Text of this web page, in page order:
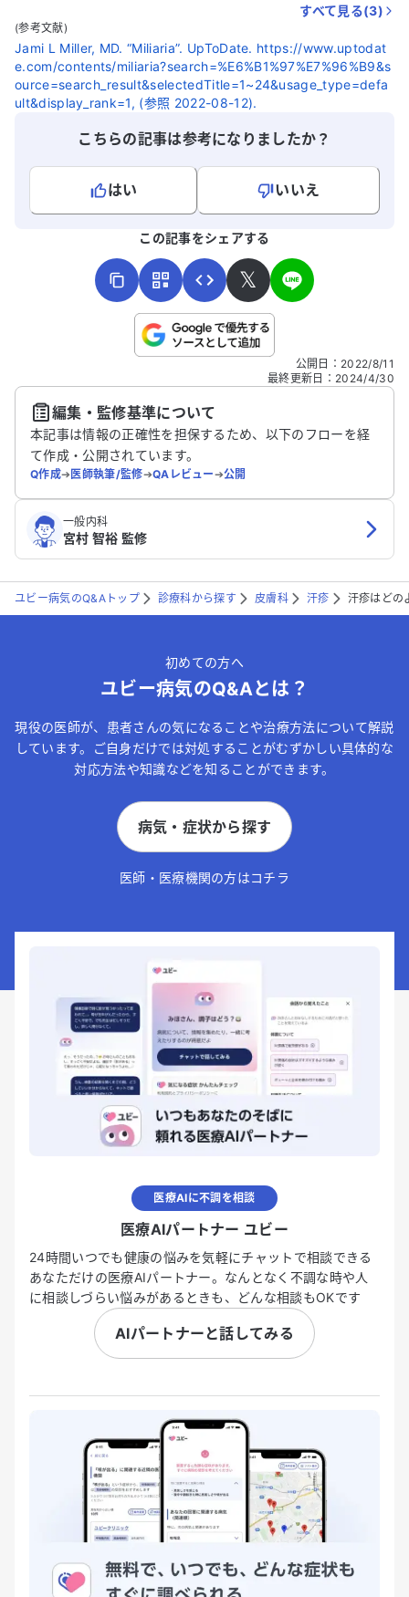
すべて見る(3)
(参考文献)
Jami L Miller, MD. “Miliaria”. UpToDate. https://www.uptodat
e.com/contents/miliaria?search=%E6%B1%97%E7%96%B9&s
ource=search_result&selectedTitle=1~24&usage_type=defa
ult&display_rank=1, (参照 2022-08-12).
こちらの記事は参考になりましたか？
はい
いいえ
こちらは送信専用のフォームです。氏名やご自身の病気の詳細な
送信する
この記事をシェアする
𝕏
公開日 ： 2022/8/11
最終更新日 ： 2024/4/30
編集・監修基準について
本記事は情報の正確性を担保するため、以下のフローを経
て作成・公開されています。
Q作成➔医師執筆/監修➔QAレビュー➔公開
一般内科
宮村 智裕 監修
ユビー病気のQ&Aトップ 診療科から探す 皮膚科 汗疹 汗疹はどの
初めての方へ
ユビー病気のQ&Aとは？
現役の医師が、患者さんの気になることや治療方法について解説
しています。ご自身だけでは対処することがむずかしい具体的な
対応方法や知識などを知ることができます。
病気・症状から探す
医師・医療機関の方はコチラ
医療AIに不調を相談
医療AIパートナー ユビー
24時間いつでも健康の悩みを気軽にチャットで相談できる
あなただけの医療AIパートナー。なんとなく不調な時や人
に相談しづらい悩みがあるときも、どんな相談もOKです
AIパートナーと話してみる